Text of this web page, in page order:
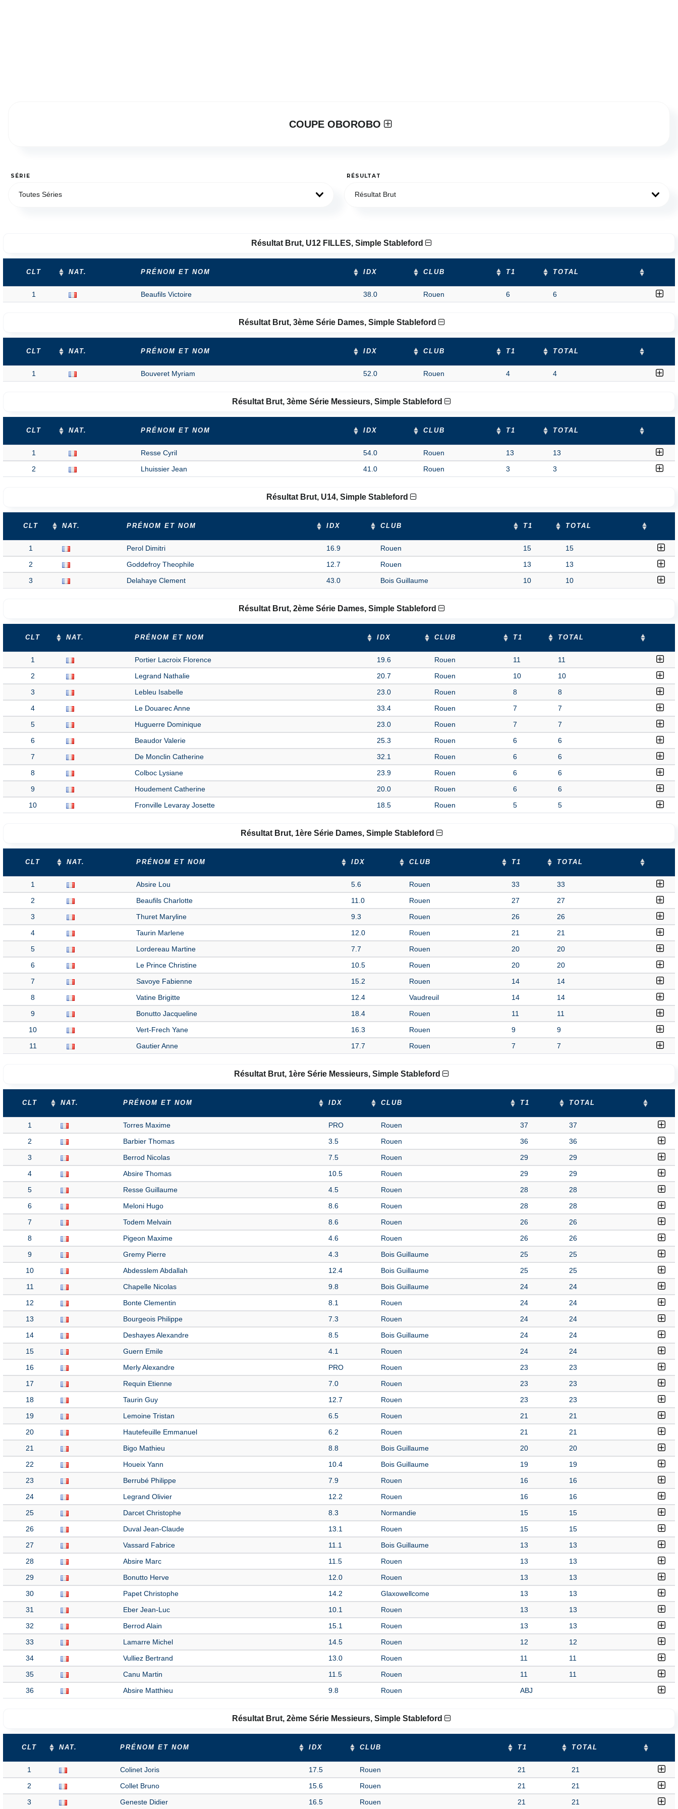
COUPE OBOROBO
SÉRIE
Toutes Séries
RÉSULTAT
Résultat Brut
Résultat Brut, U12 FILLES, Simple Stableford
CLT NAT. PRÉNOM ET NOM IDX CLUB T1 TOTAL
1 Beaufils Victoire 38.0 Rouen 6 6
Résultat Brut, 3ème Série Dames, Simple Stableford
CLT NAT. PRÉNOM ET NOM IDX CLUB T1 TOTAL
1 Bouveret Myriam 52.0 Rouen 4 4
Résultat Brut, 3ème Série Messieurs, Simple Stableford
CLT NAT. PRÉNOM ET NOM IDX CLUB T1 TOTAL
1 Resse Cyril 54.0 Rouen 13
13
2
Lhuissier Jean 41.0 Rouen 3 3
Résultat Brut, U14, Simple Stableford
CLT NAT. PRÉNOM ET NOM IDX CLUB T1 TOTAL
1 Perol Dimitri 16.9 Rouen 15
15
2
Goddefroy Theophile 12.7 Rouen 13
13
3
Delahaye Clement 43.0 Bois Guillaume 10 10
Résultat Brut, 2ème Série Dames, Simple Stableford
CLT NAT. PRÉNOM ET NOM IDX CLUB T1 TOTAL
1 Portier Lacroix Florence 19.6 Rouen 11
11
2
Legrand Nathalie 20.7 Rouen 10
10
3
Lebleu Isabelle 23.0 Rouen 8
8
4
Le Douarec Anne 33.4 Rouen 7
7
5
Huguerre Dominique 23.0 Rouen 7
7
6
Beaudor Valerie 25.3 Rouen 6
6
7
De Monclin Catherine 32.1 Rouen 6
6
8
Colboc Lysiane 23.9 Rouen 6
6
9
Houdement Catherine 20.0 Rouen 6
6
10
Fronville Levaray Josette 18.5 Rouen 5 5
Résultat Brut, 1ère Série Dames, Simple Stableford
CLT NAT. PRÉNOM ET NOM IDX CLUB T1 TOTAL
1 Absire Lou 5.6 Rouen 33
33
2
Beaufils Charlotte 11.0 Rouen 27
27
3
Thuret Maryline 9.3 Rouen 26
26
4
Taurin Marlene 12.0 Rouen 21
21
5
Lordereau Martine 7.7 Rouen 20
20
6
Le Prince Christine 10.5 Rouen 20
20
7
Savoye Fabienne 15.2 Rouen 14
14
8
Vatine Brigitte 12.4 Vaudreuil 14
14
9
Bonutto Jacqueline 18.4 Rouen 11
11
10
Vert-Frech Yane 16.3 Rouen 9
9
11
Gautier Anne 17.7 Rouen 7 7
Résultat Brut, 1ère Série Messieurs, Simple Stableford
CLT NAT. PRÉNOM ET NOM IDX CLUB T1 TOTAL
1 Torres Maxime PRO Rouen 37
37
2
Barbier Thomas 3.5 Rouen 36
36
3
Berrod Nicolas 7.5 Rouen 29
29
4
Absire Thomas 10.5 Rouen 29
29
5
Resse Guillaume 4.5 Rouen 28
28
6
Meloni Hugo 8.6 Rouen 28
28
7
Todem Melvain 8.6 Rouen 26
26
8
Pigeon Maxime 4.6 Rouen 26
26
9
Gremy Pierre 4.3 Bois Guillaume 25
25
10
Abdesslem Abdallah 12.4 Bois Guillaume 25
25
11
Chapelle Nicolas 9.8 Bois Guillaume 24
24
12
Bonte Clementin 8.1 Rouen 24
24
13
Bourgeois Philippe 7.3 Rouen 24
24
14
Deshayes Alexandre 8.5 Bois Guillaume 24
24
15
Guern Emile 4.1 Rouen 24
24
16
Merly Alexandre PRO Rouen 23
23
17
Requin Etienne 7.0 Rouen 23
23
18
Taurin Guy 12.7 Rouen 23
23
19
Lemoine Tristan 6.5 Rouen 21
21
20
Hautefeuille Emmanuel 6.2 Rouen 21
21
21
Bigo Mathieu 8.8 Bois Guillaume 20
20
22
Houeix Yann 10.4 Bois Guillaume 19
19
23
Berrubé Philippe 7.9 Rouen 16
16
24
Legrand Olivier 12.2 Rouen 16
16
25
Darcet Christophe 8.3 Normandie 15
15
26
Duval Jean-Claude 13.1 Rouen 15
15
27
Vassard Fabrice 11.1 Bois Guillaume 13
13
28
Absire Marc 11.5 Rouen 13
13
29
Bonutto Herve 12.0 Rouen 13
13
30
Papet Christophe 14.2 Glaxowellcome 13
13
31
Eber Jean-Luc 10.1 Rouen 13
13
32
Berrod Alain 15.1 Rouen 13
13
33
Lamarre Michel 14.5 Rouen 12
12
34
Vulliez Bertrand 13.0 Rouen 11
11
35
Canu Martin 11.5 Rouen 11
11
36
Absire Matthieu 9.8 Rouen ABJ
Résultat Brut, 2ème Série Messieurs, Simple Stableford
CLT NAT. PRÉNOM ET NOM IDX CLUB T1 TOTAL
1 Colinet Joris 17.5 Rouen 21
21
2
Collet Bruno 15.6 Rouen 21
21
3
Geneste Didier 16.5 Rouen 21 21